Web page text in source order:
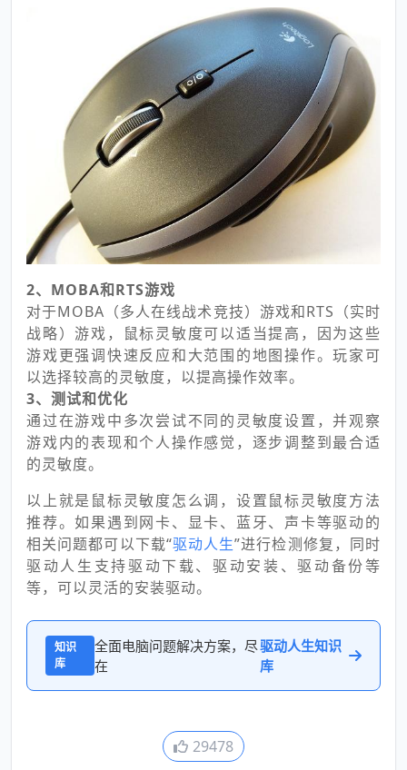
2、MOBA和RTS游戏
对于MOBA（多人在线战术竞技）游戏和RTS（实时
战略）游戏，鼠标灵敏度可以适当提高，因为这些
游戏更强调快速反应和大范围的地图操作。玩家可
以选择较高的灵敏度，以提高操作效率。
3、测试和优化
通过在游戏中多次尝试不同的灵敏度设置，并观察
游戏内的表现和个人操作感觉，逐步调整到最合适
的灵敏度。
以上就是鼠标灵敏度怎么调，设置鼠标灵敏度方法
推荐。如果遇到网卡、显卡、蓝牙、声卡等驱动的
相关问题都可以下载“驱动人生”进行检测修复，同时
驱动人生支持驱动下载、驱动安装、驱动备份等
等，可以灵活的安装驱动。
知识
库
全面电脑问题解决方案，尽
在
驱动人生知识
库
29478